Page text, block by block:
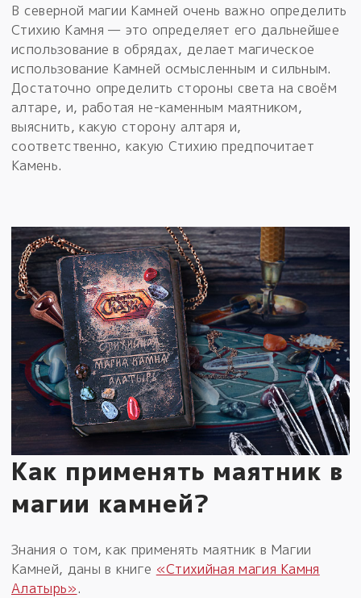
В северной магии Камней очень важно определить
Стихию Камня — это определяет его дальнейшее
использование в обрядах, делает магическое
использование Камней осмысленным и сильным.
Достаточно определить стороны света на своём
алтаре, и, работая не-каменным маятником,
выяснить, какую сторону алтаря и,
соответственно, какую Стихию предпочитает
Камень.
Как применять маятник в
магии камней?
Знания о том, как применять маятник в Магии
Камней, даны в книге «Стихийная магия Камня
Алатырь».